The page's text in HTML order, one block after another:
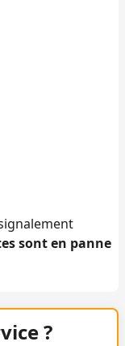
sont en panne
?